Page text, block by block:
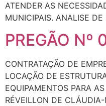
ATENDER AS
MUNICIPAIS. ANALISE
PREGÃO
CONTRATAÇÃO DE
LOCAÇÃO DE
EQUIPAMENTOS PARA
RÉVEILLON DE